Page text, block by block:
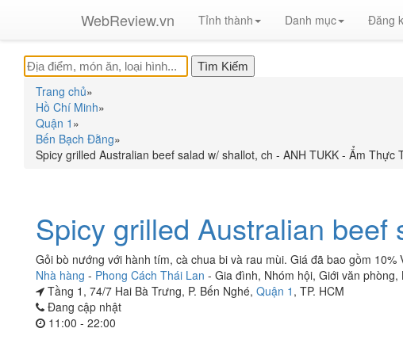
WebReview.vn Tỉnh thành Danh mục Đăng
Trang chủ»
Hồ Chí Minh»
Quận 1 »
Bến Bạch Đằng»
Spicy grilled Australian beef salad w/ shallot, ch - ANH TUKK - Ẩm Thực
Spicy grilled Australian
Gỏi bò nướng với hành tím, cà chua bi và rau mùi. Giá đã bao gồm 10%
Nhà hàng - Phong Cách Thái Lan - Gia đình, Nhóm hội, Giới văn phòng,
Tầng 1, 74/7 Hai Bà Trưng, P. Bến Nghé, Quận 1 , TP. HCM
Đang cập nhật
11:00 - 22:00